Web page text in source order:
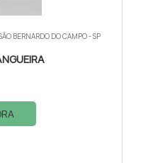
BERNARDO DO CAMPO - SP